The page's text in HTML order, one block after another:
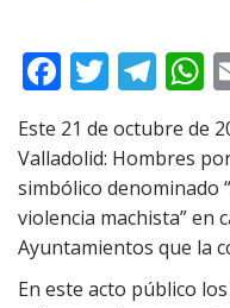
F
ac
e
b
o
o
T
w
itt
er
T
e
gr
a
m
h
s
A
p
Este 21 de octubre de
Valladolid: Hombres
simbólico denominado
violencia machista” en
Ayuntamientos que la
En este acto público